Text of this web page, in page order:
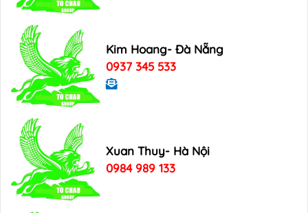
Kim Hoang- Đà Nẵng
0937 345 533
Xuan Thuy- Hà Nội
0984 989 133